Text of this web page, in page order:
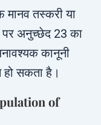
मानव तस्करी या
अनुच्छेद 23 का
कानूनी
हो सकता है।
of